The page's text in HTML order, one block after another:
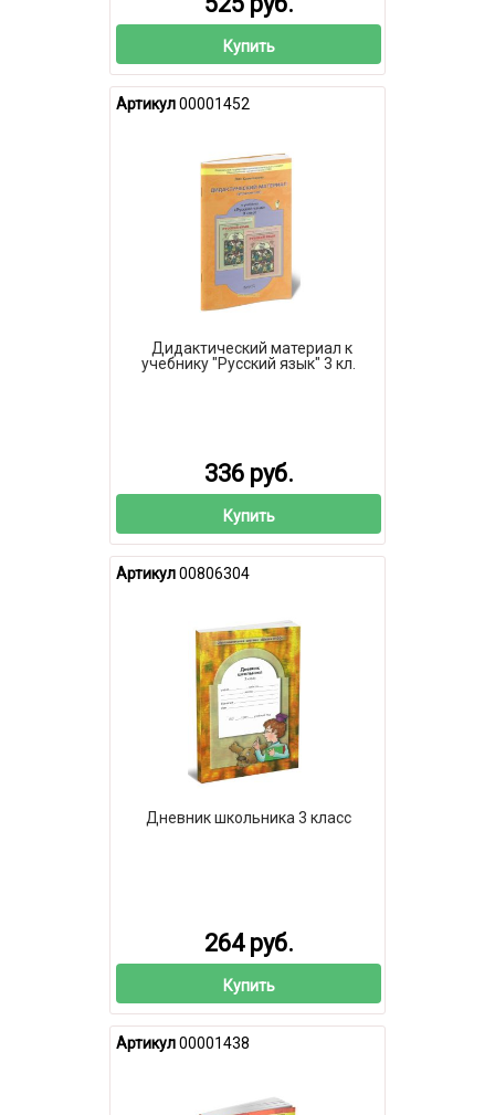
Купить
Артикул00001452
Дидактический материал к
учебнику "Русский язык" 3 кл.
336 руб.
Купить
Артикул00806304
Дневник школьника 3 класс
264 руб.
Купить
Артикул00001438